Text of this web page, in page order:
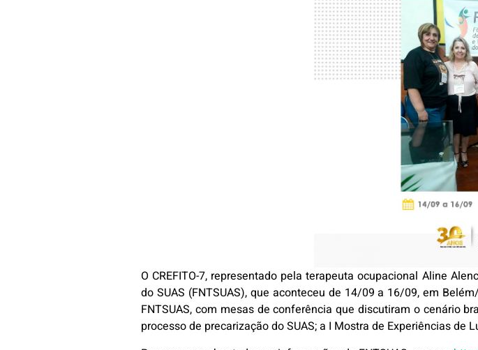
O CREFITO-7, representado pela terapeuta ocupacional Aline
do SUAS (FNTSUAS), que aconteceu de 14/09 a 16/09, em
FNTSUAS, com mesas de conferência que discutiram o cenário
processo de precarização do SUAS; a I Mostra de Experiências de